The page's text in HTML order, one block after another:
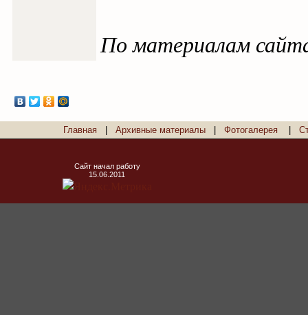
По материалам
Главная Архивные материалы Фотогалерея
Сайт начал работу
15.06.2011